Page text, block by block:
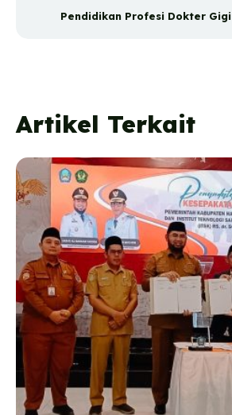
Pendidikan Profesi Dokter Gigi
Artikel Terkait